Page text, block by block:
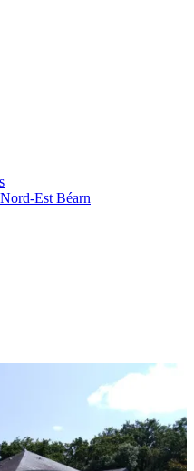
Est Béarn